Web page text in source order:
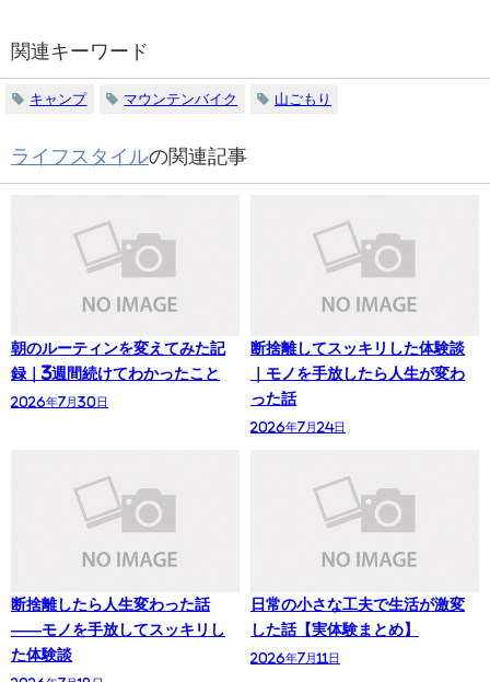
関連キーワード
キャンプ マウンテンバイク 山ごもり
ライフスタイルの関連記事
朝のルーティンを変えてみた記
録｜3週間続けてわかったこと
2026年7月30日
断捨離してスッキリした体験談
｜モノを手放したら人生が変わ
った話
2026年7月24日
断捨離したら人生変わった話
——モノを手放してスッキリし
た体験談
日常の小さな工夫で生活が激変
した話【実体験まとめ】
2026年7月11日